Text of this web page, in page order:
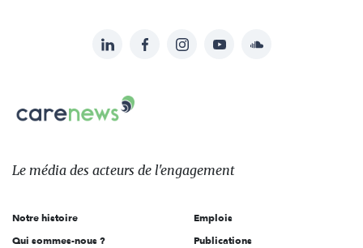
sur:
LinkedInFacebookInstagramYouTubeSoundcloud
Carenews,
Le
des
l'engagement
Le média des acteurs de l'engagement
Notre histoire
Qui sommes-nous ?
Emplois
Publications